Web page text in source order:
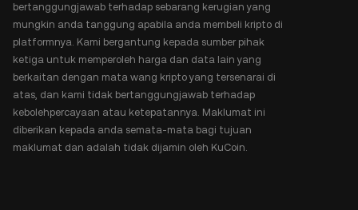
bertanggungjawab terhadap sebarang kerugian yang
mungkin anda tanggung apabila anda membeli kripto di
platformnya. Kami bergantung kepada sumber pihak
ketiga untuk memperoleh harga dan data lain yang
berkaitan dengan mata wang kripto yang tersenarai di
atas, dan kami tidak bertanggungjawab terhadap
kebolehpercayaan atau ketepatannya. Maklumat ini
diberikan kepada anda semata-mata bagi tujuan
maklumat dan adalah tidak dijamin oleh KuCoin.